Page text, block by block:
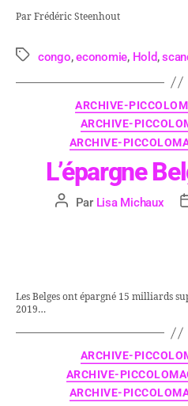
Par Frédéric Steenhout
congo,economie, Hold,
ARCHIVE-
ARCHIVE-
ARCHIVE-
L’épargne
Par Lisa Michaux
Les Belges ont épargné 15 milliards
2019…
ARCHIVE-
ARCHIVE-
ARCHIVE-